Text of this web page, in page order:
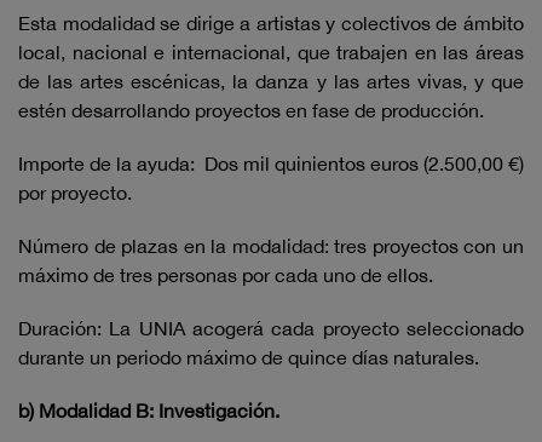
Esta modalidad se dirige a artistas y colectivos de ámbito
local, nacional e internacional, que trabajen en las áreas
de las artes escénicas, la danza y las artes vivas, y que
estén desarrollando proyectos en fase de producción.
Importe de la ayuda: Dos mil quinientos euros (2.500,00 €)
por proyecto.
Número de plazas en la modalidad: tres proyectos con un
máximo de tres personas por cada uno de ellos.
Duración: La UNIA acogerá cada proyecto seleccionado
durante un periodo máximo de quince días naturales.
b) Modalidad B: Investigación.